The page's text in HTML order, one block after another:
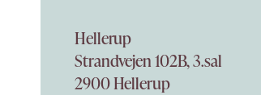
Hellerup
Strandvejen 102B, 3.sal
2900 Hellerup